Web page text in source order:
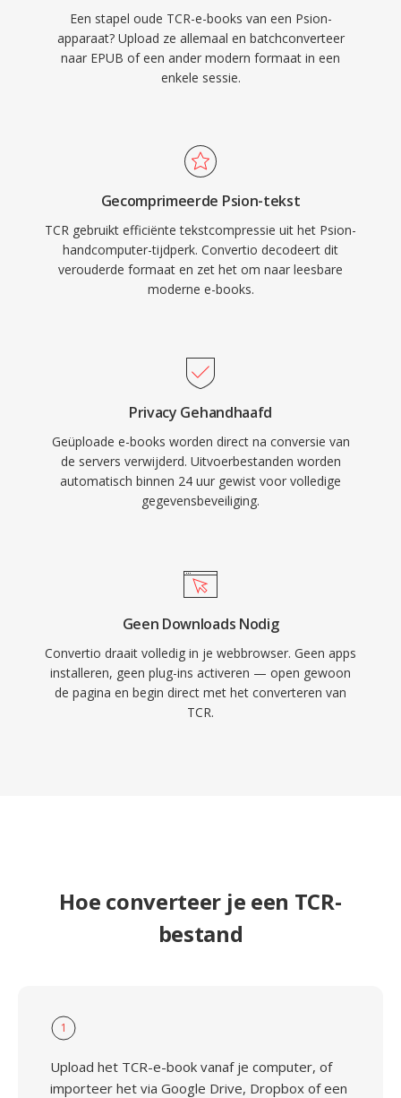
Een stapel oude TCR-e-books van een Psion-
apparaat? Upload ze allemaal en batchconverteer
naar EPUB of een ander modern formaat in een
enkele sessie.
Gecomprimeerde Psion-tekst
TCR gebruikt efficiënte tekstcompressie uit het Psion-
handcomputer-tijdperk. Convertio decodeert dit
verouderde formaat en zet het om naar leesbare
moderne e-books.
Privacy Gehandhaafd
Geüploade e-books worden direct na conversie van
de servers verwijderd. Uitvoerbestanden worden
automatisch binnen 24 uur gewist voor volledige
gegevensbeveiliging.
Geen Downloads Nodig
Convertio draait volledig in je webbrowser. Geen apps
installeren, geen plug-ins activeren — open gewoon
de pagina en begin direct met het converteren van
TCR.
Hoe converteer je een TCR-
bestand
1
Upload het TCR-e-book vanaf je computer, of
importeer het via Google Drive, Dropbox of een